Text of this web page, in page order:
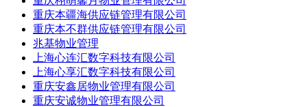
重庆本疆海供应链管理有限公司
重庆本不群供应链管理有限公司
兆基物业管理
上海心连汇数字科技有限公司
上海心享汇数字科技有限公司
重庆安鑫居物业管理有限公司
重庆安诚物业管理有限公司